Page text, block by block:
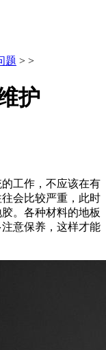
题 > >
护
工作，不应该在有
会比较严重，此时
。各种材料的地板
意保养，这样才能